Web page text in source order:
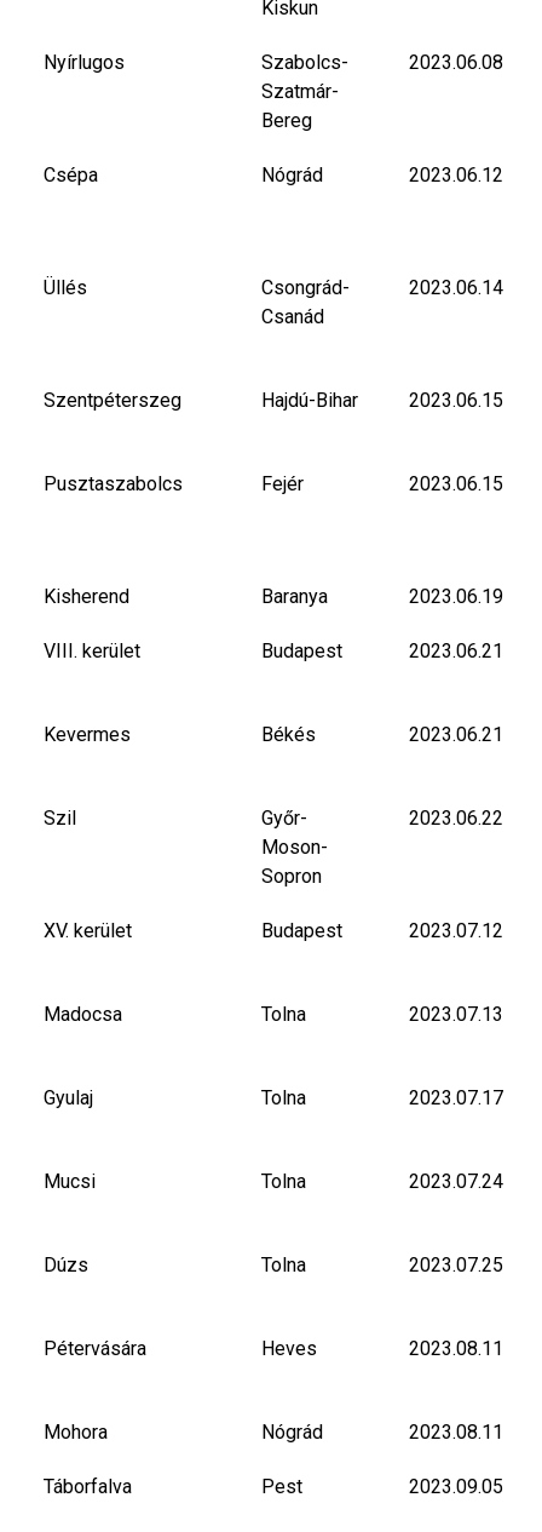
Kiskun
Nyírlugos
Szabolcs-
Szatmár-
Bereg
2023.06.08
Csépa Nógrád 2023.06.12
Üllés
Csongrád-
Csanád
2023.06.14
Szentpéterszeg Hajdú-Bihar 2023.06.15
Pusztaszabolcs Fejér 2023.06.15
Kisherend Baranya 2023.06.19
VIII. kerület Budapest 2023.06.21
Kevermes Békés 2023.06.21
Szil
Győr-
Moson-
Sopron
2023.06.22
XV. kerület Budapest 2023.07.12
Madocsa Tolna 2023.07.13
Gyulaj Tolna 2023.07.17
Mucsi Tolna 2023.07.24
Dúzs Tolna 2023.07.25
Pétervására Heves 2023.08.11
Mohora Nógrád 2023.08.11
Táborfalva Pest 2023.09.05